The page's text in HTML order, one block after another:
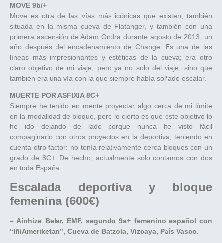
MOVE 9b/+
Move es otra de las vías más icónicas que existen, también
situada en la misma cueva de Flatanger, y también con una
primera ascensión de Adam Ondra durante agosto de 2013, un
año después del encadenamiento de Change. Es una de las
líneas más impresionantes y estéticas de la cueva; era otro
claro objetivo de mi viaje, pero ya no solo del viaje, sino que
también era una vía con la que siempre había soñado escalar.
MUERTE POR ASFIXIA 8C+
Siempre he tenido en mente proyectar algo cerca de mi límite
en la modalidad de bloque, pero lo cierto es que este objetivo lo
he ido dejando de lado porque nunca he visto fácil
compaginarlo con otros proyectos en la deportiva, teniendo en
cuenta otro factor: no tenía relativamente cerca bloques con un
grado de 8C+. De hecho, actualmente solo contamos con dos
en toda España.
Escalada deportiva y bloque
femenina (600€)
– Ainhize Belar, EMF, segundo 9a+ femenino español con
“IñiAmeriketan”, Cueva de Batzola, Vizcaya, País Vasco.